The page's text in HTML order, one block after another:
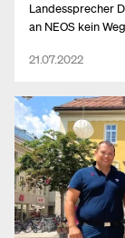
Landessprecher
an NEOS kein
21.07.2022